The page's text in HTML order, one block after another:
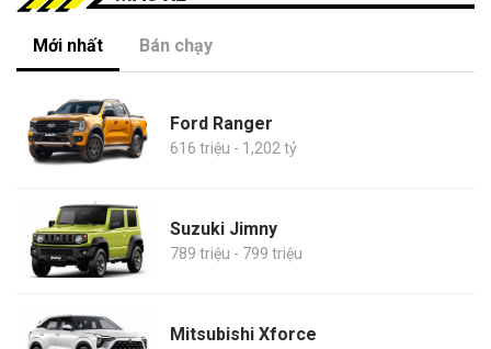
Mới nhất Bán chạy
Ford Ranger
616 triệu - 1,202 tỷ
Suzuki Jimny
789 triệu - 799 triệu
Mitsubishi Xforce